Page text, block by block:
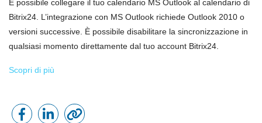
È possibile collegare il tuo calendario MS Outlook al calendario di
Bitrix24. L’integrazione con MS Outlook richiede Outlook 2010 o
versioni successive. È possibile disabilitare la sincronizzazione in
qualsiasi momento direttamente dal tuo account Bitrix24.
Scopri di più